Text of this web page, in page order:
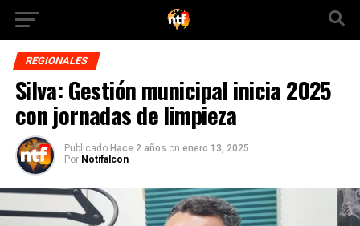
REGIONALES
Silva: Gestión municipal inicia 2025
con jornadas de limpieza
Publicado Hace 2 años on enero 13, 2025
Por Notifalcon